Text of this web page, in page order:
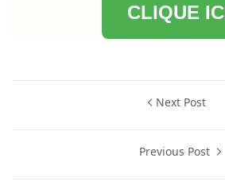
CLIQUE
Next Post
Previous Post